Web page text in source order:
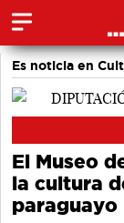
Es noticia en
El Museo
la cultura
paraguayo